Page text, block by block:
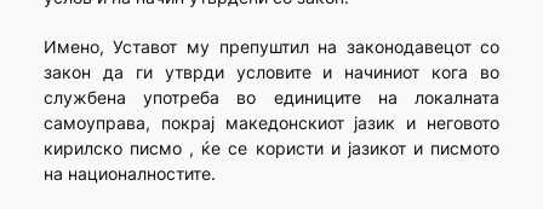
Имено, Уставот му препуштил на законодавецот со
закон да ги утврди условите и начиниот кога во
службена употреба во единиците на локалната
самоуправа, покрај македонскиот јазик и неговото
кирилско писмо , ќе се користи и јазикот и писмото
на националностите.